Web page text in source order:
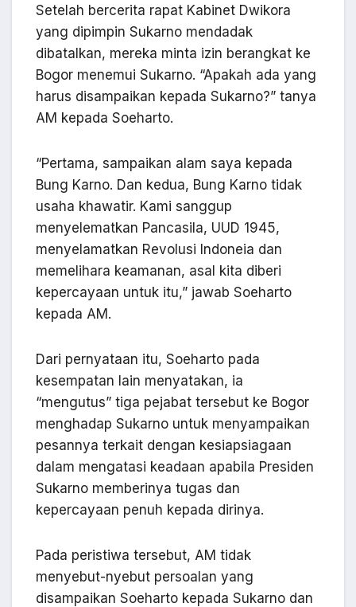
Setelah bercerita rapat Kabinet Dwikora
yang dipimpin Sukarno mendadak
dibatalkan, mereka minta izin berangkat ke
Bogor menemui Sukarno. “Apakah ada yang
harus disampaikan kepada Sukarno?” tanya
AM kepada Soeharto.
“Pertama, sampaikan alam saya kepada
Bung Karno. Dan kedua, Bung Karno tidak
usaha khawatir. Kami sanggup
menyelematkan Pancasila, UUD 1945,
menyelamatkan Revolusi Indoneia dan
memelihara keamanan, asal kita diberi
kepercayaan untuk itu,” jawab Soeharto
kepada AM.
Dari pernyataan itu, Soeharto pada
kesempatan lain menyatakan, ia
“mengutus” tiga pejabat tersebut ke Bogor
menghadap Sukarno untuk menyampaikan
pesannya terkait dengan kesiapsiagaan
dalam mengatasi keadaan apabila Presiden
Sukarno memberinya tugas dan
kepercayaan penuh kepada dirinya.
Pada peristiwa tersebut, AM tidak
menyebut-nyebut persoalan yang
disampaikan Soeharto kepada Sukarno dan